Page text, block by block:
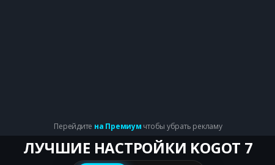
Перейдите на Премиум чтобы убрать рекламу
ЛУЧШИЕ НАСТРОЙКИ KOGOT 7